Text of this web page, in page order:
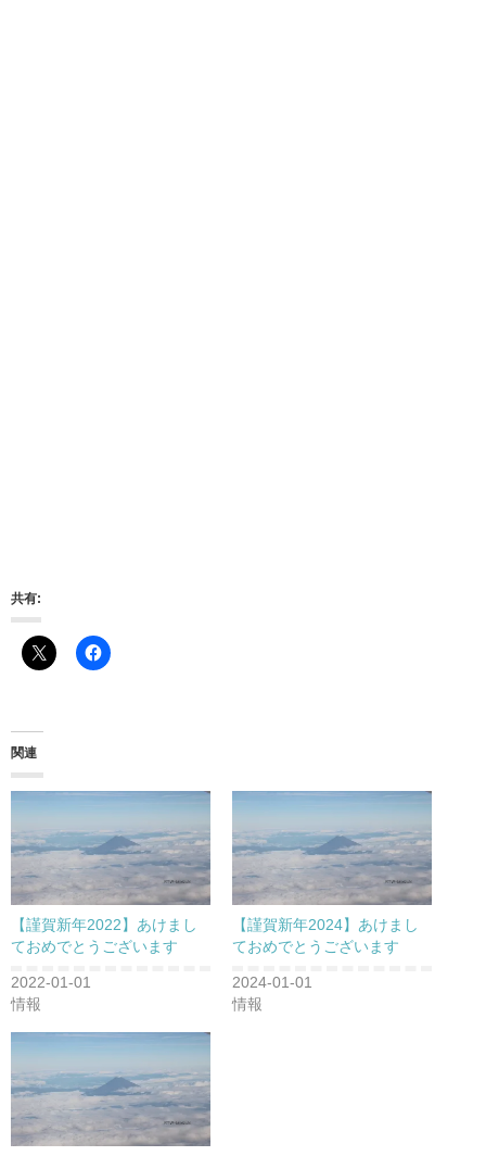
共有:
関連
【謹賀新年2022】あけまし
ておめでとうございます
2022-01-01
情報
【謹賀新年2024】あけまし
ておめでとうございます
2024-01-01
情報